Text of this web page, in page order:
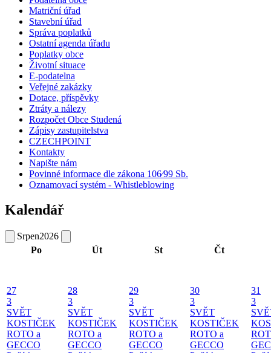
Matriční úřad
Stavební úřad
Správa poplatků
Ostatní agenda úřadu
Poplatky obce
Životní situace
E-podatelna
Veřejné zakázky
Dotace, příspěvky
Ztráty a nálezy
Rozpočet Obce Studená
Zápisy zastupitelstva
CZECHPOINT
Kontakty
Napište nám
Povinné informace dle zákona 106⁄99 Sb.
Oznamovací systém - Whistleblowing
Kalendář
Srpen2026
Po
Út St Čt
27
3
SVĚT
KOSTIČEK
ROTO a
GECCO
28
3
SVĚT
KOSTIČEK
ROTO a
GECCO
29
3
SVĚT
KOSTIČEK
ROTO a
GECCO
30
3
SVĚT
KOSTIČEK
ROTO a
GECCO
31
3